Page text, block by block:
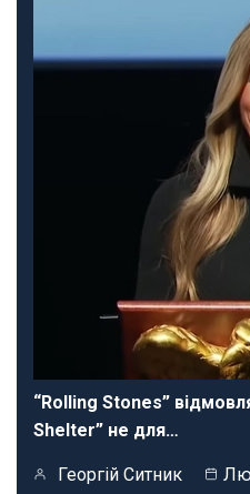
“Rolling Stones”
Shelter” не для…
Георгій Ситник